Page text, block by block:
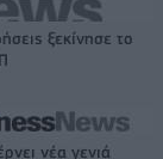
ξεκίνησε το
νέα γενιά